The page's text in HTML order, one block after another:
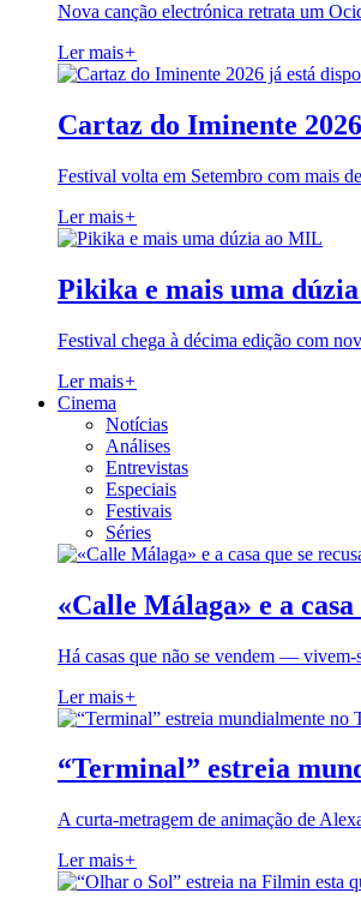
Nova canção electrónica retrata um
Ler mais+
Cartaz do Iminente
Festival volta em Setembro com mais
Ler mais+
Pikika e mais uma
Festival chega à décima edição com
Ler mais+
Cinema
Notícias
Análises
Entrevistas
Especiais
Festivais
Séries
«Calle Málaga» e a
Há casas que não se vendem — vivem-
Ler mais+
“Terminal” estreia
A curta-metragem de animação de
Ler mais+